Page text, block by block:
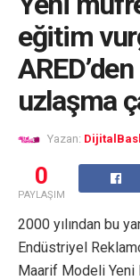
eğitim
uzlaşma
Yazan:
0
PAYLAŞIM
2000 yılından bu
Endüstriyel
Maarif Modeli Yeni